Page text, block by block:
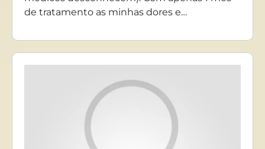
de tratamento as minhas dores e…